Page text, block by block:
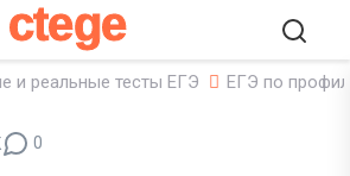
ctege
и реальные тесты ЕГЭ ЕГЭ по
0